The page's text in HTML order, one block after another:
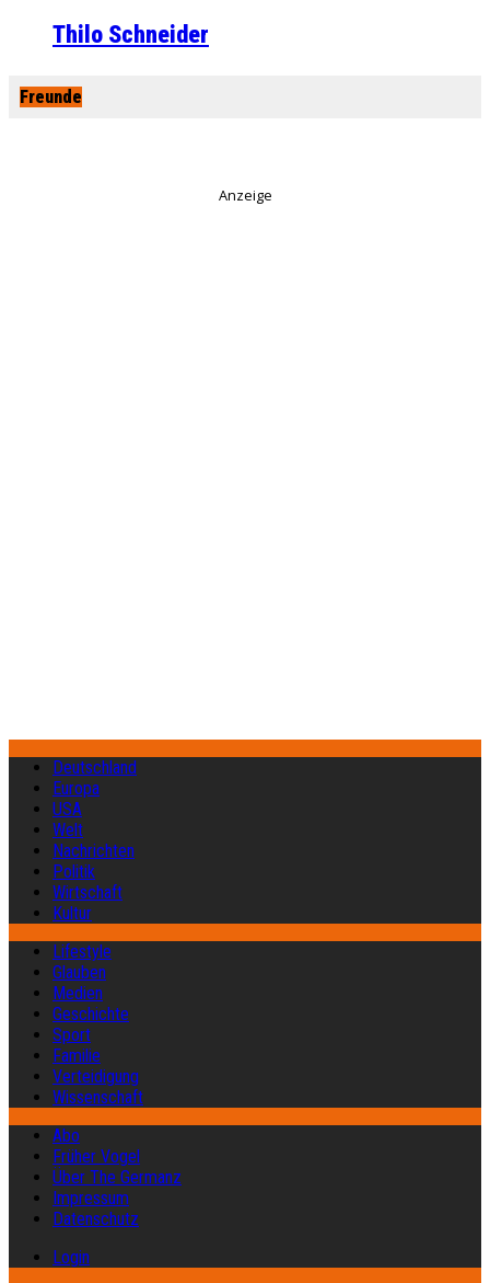
Thilo Schneider
Freunde
Anzeige
Deutschland
Europa
USA
Welt
Nachrichten
Politik
Wirtschaft
Kultur
Lifestyle
Glauben
Medien
Geschichte
Sport
Familie
Verteidigung
Wissenschaft
Abo
Früher Vogel
Über The Germanz
Impressum
Datenschutz
Login